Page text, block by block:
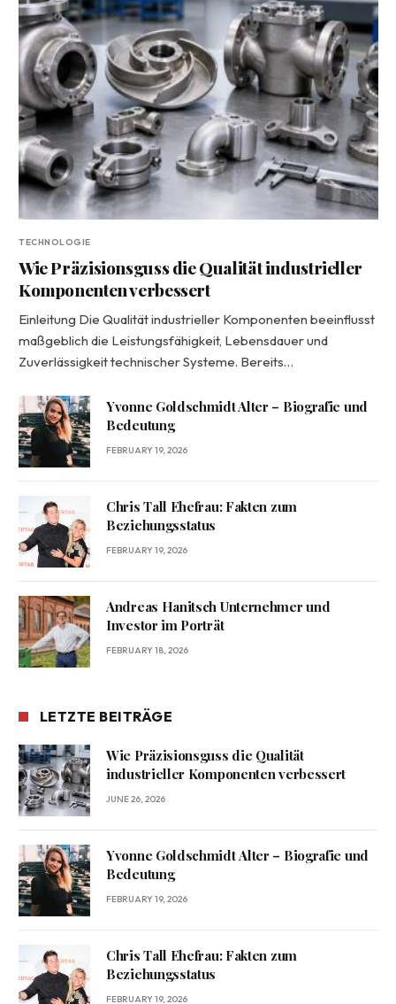
TECHNOLOGIE
Wie Präzisionsguss die Qualität industrieller
Komponenten verbessert
Einleitung Die Qualität industrieller Komponenten beeinflusst
maßgeblich die Leistungsfähigkeit, Lebensdauer und
Zuverlässigkeit technischer Systeme. Bereits…
Yvonne Goldschmidt Alter – Biografie und
Bedeutung
FEBRUARY 19, 2026
Chris Tall Ehefrau: Fakten zum
Beziehungsstatus
FEBRUARY 19, 2026
Andreas Hanitsch Unternehmer und
Investor im Porträt
FEBRUARY 18, 2026
LETZTE BEITRÄGE
Wie Präzisionsguss die Qualität
industrieller Komponenten verbessert
JUNE 26, 2026
Yvonne Goldschmidt Alter – Biografie und
Bedeutung
FEBRUARY 19, 2026
Chris Tall Ehefrau: Fakten zum
Beziehungsstatus
FEBRUARY 19, 2026